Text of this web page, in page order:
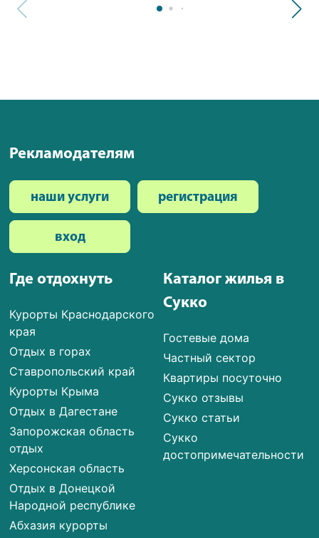
Где отдохнуть
Курорты Краснодарского
края
Отдых в горах
Ставропольский край
Курорты Крыма
Отдых в Дагестане
Запорожская область
отдых
Херсонская область
Отдых в Донецкой
Народной республике
Абхазия курорты
Каталог жилья в
Сукко
Гостевые дома
Частный сектор
Квартиры посуточно
Сукко отзывы
Сукко статьи
Сукко
достопримечательности
Рекламодателям
наши услуги регистрация
вход